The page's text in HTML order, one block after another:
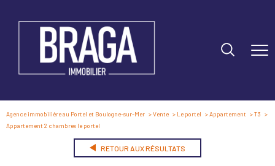
Agence immobilière au Portel et Boulogne-sur-Mer Vente Le portel Appartement
T3
Appartement 2 chambres le portel
RETOUR AUX RÉSULTATS